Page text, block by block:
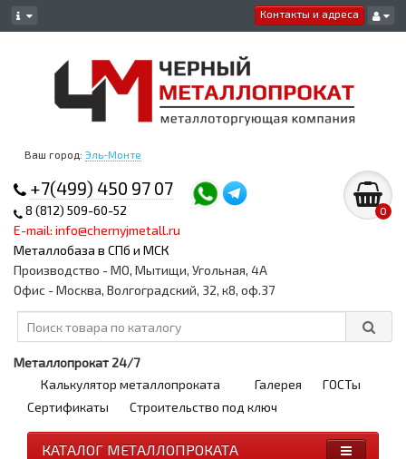
Контакты и адреса
Ваш город: Эль-Монте
+7(499) 450 97 07
8 (812) 509-60-52
E-mail: info@chernyjmetall.ru
Металлобаза в СПб и МСК
0
Производство - МО, Мытищи, Угольная, 4А
Офис - Москва, Волгоградский, 32, к8, оф.37
Металлопрокат 24/7
Калькулятор металлопроката
Галерея
ГОСТы
Сертификаты
Строительство под ключ
КАТАЛОГ МЕТАЛЛОПРОКАТА